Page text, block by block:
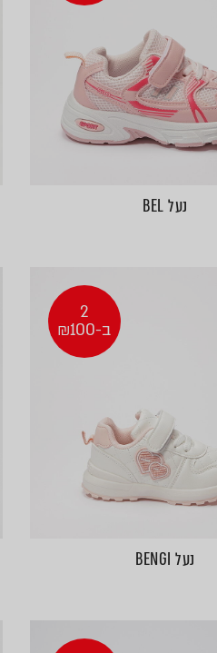
נעל BEL
2
ב-₪100
נעל BENGI